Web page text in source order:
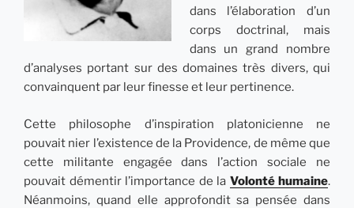
dans l’élaboration d’un
corps doctrinal, mais
dans un grand nombre
d’analyses portant sur des domaines très divers, qui
convainquent par leur finesse et leur pertinence.
Cette philosophe d’inspiration platonicienne ne
pouvait nier l’existence de la Providence, de même que
cette militante engagée dans l’action sociale ne
pouvait démentir l’importance de la Volonté humaine.
Néanmoins, quand elle approfondit sa pensée dans